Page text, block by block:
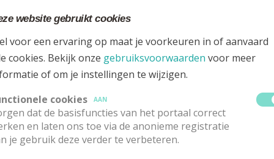
met de voorstelling van het beeld van O.-L.-Vrouw-van-
van O.-L.-Vrouw-van-Blindekens. Hun blauwe toga
website gebruikt cookies
voor een ervaring op maat je voorkeuren in of aanvaard
cookies. Bekijk onze gebruiksvoorwaarden voor meer
of om je instellingen te wijzigen.
cookies
AAN
dat de basisfuncties van het portaal correct
en laten ons toe via de anonieme registratie
je gebruik deze verder te verbeteren.